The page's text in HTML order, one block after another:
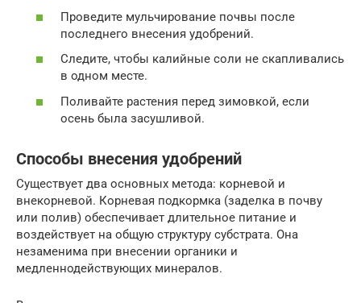
Проведите мульчирование почвы после
последнего внесения удобрений.
Следите, чтобы калийные соли не скапливались
в одном месте.
Поливайте растения перед зимовкой, если
осень была засушливой.
Способы внесения удобрений
Существует два основных метода: корневой и
внекорневой. Корневая подкормка (заделка в почву
или полив) обеспечивает длительное питание и
воздействует на общую структуру субстрата. Она
незаменима при внесении органики и
медленнодействующих минералов.